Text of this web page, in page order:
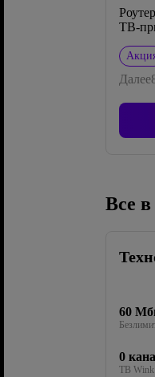
Роутер
ТВ-
Далее
Все
60
0
ТВ Wink